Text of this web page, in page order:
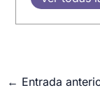
← Entrada